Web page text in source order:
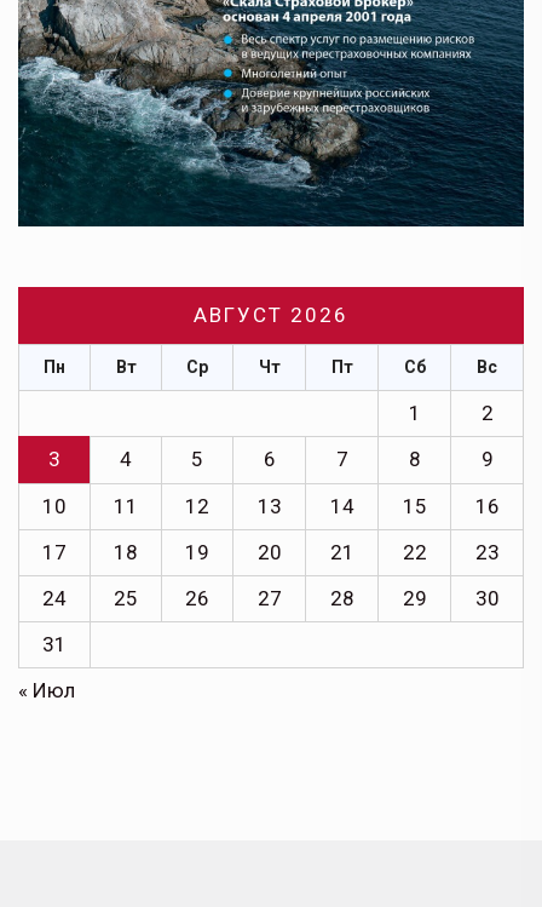
АВГУСТ 2026
Пн Вт Ср Чт Пт Сб Вс
1
2
3
4 5 6 7 8
9
10
11 12 13 14 15
16
17
18 19 20 21 22
23
24
25 26 27 28 29
30
31
« Июл